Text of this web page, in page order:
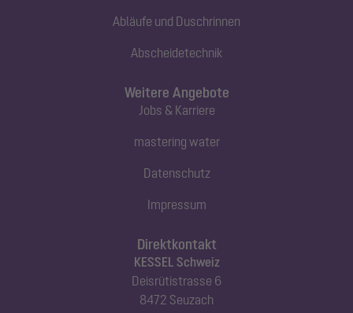
Abläufe und Duschrinnen
Abscheidetechnik
Direktkontakt
KESSEL Schweiz
Deisrütistrasse 6
8472 Seuzach
Weitere Angebote
Jobs & Karriere
mastering water
Datenschutz
Impressum